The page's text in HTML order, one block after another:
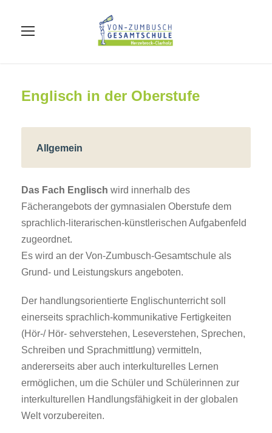
Englisch in der Oberstufe
Allgemein
Das Fach Englisch wird innerhalb des
Fächerangebots der gymnasialen Oberstufe dem
sprachlich-literarischen-künstlerischen Aufgabenfeld
zugeordnet.
Es wird an der Von-Zumbusch-Gesamtschule als
Grund- und Leistungskurs angeboten.
Der handlungsorientierte Englischunterricht soll
einerseits sprachlich-kommunikative Fertigkeiten
(Hör-/ Hör- sehverstehen, Leseverstehen, Sprechen,
Schreiben und Sprachmittlung) vermitteln,
andererseits aber auch interkulturelles Lernen
ermöglichen, um die Schüler und Schülerinnen zur
interkulturellen Handlungsfähigkeit in der globalen
Welt vorzubereiten.